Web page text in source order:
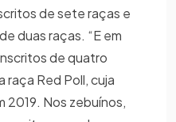
de sete raças e
duas raças. “E em
de quatro
raça Red Poll, cuja
2019. Nos zebuínos,